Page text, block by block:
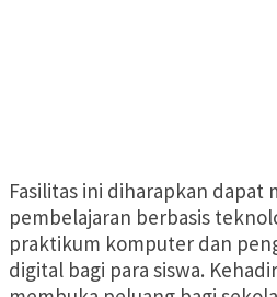
Fasilitas ini diharapkan
pembelajaran berbasis
praktikum komputer dan
digital bagi para siswa.